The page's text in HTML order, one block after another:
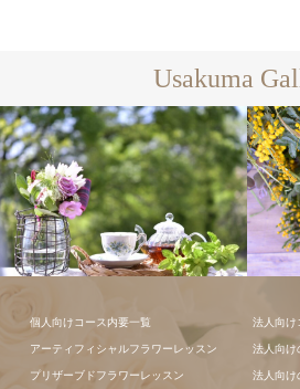
Usakuma
ンジメント
個人向けコース内要一覧
アーティフィシャルフラワーレッスン
プリザーブドフラワーレッスン
法人向け
法人向け
法人向け